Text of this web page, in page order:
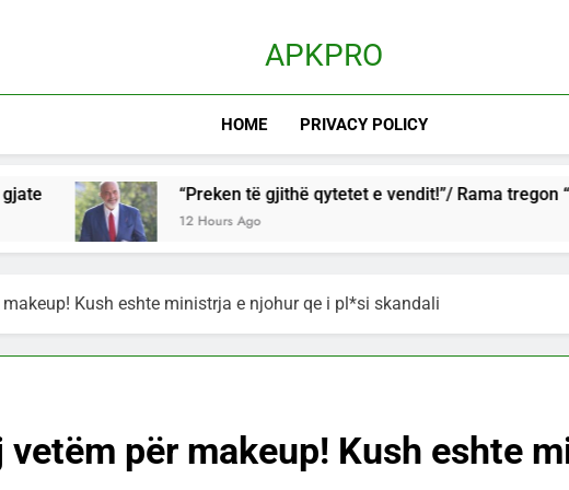
APKPRO
HOME PRIVACY POLICY
“Preken të gjithë qytetet e vendit!”/ Rama tregon “planin” që
12 Hours Ago
Kush eshte ministrja e njohur qe i pl*si skandali
vetëm për makeup! Kush eshte